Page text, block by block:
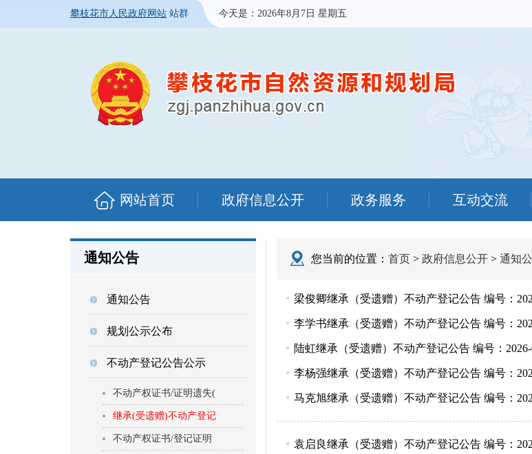
攀枝花市人民政府网站 站群 今天是： 2026年8月7日 星期五
网站首页 政府信息公开 政务服务 互动交流
通知公告
通知公告
规划公示公布
不动产登记公告公示
不动产权证书/证明遗失(
继承(受遗赠)不动产登记
不动产权证书/登记证明
您当前的位置： 首页 > 政府信息公开 > 通知
梁俊卿继承（受遗赠）不动产登记公告 编号：
李学书继承（受遗赠）不动产登记公告 编号：
陆虹继承（受遗赠）不动产登记公告 编号：2026-
李杨强继承（受遗赠）不动产登记公告 编号：
马克旭继承（受遗赠）不动产登记公告 编号：
袁启良继承（受遗赠）不动产登记公告 编号：